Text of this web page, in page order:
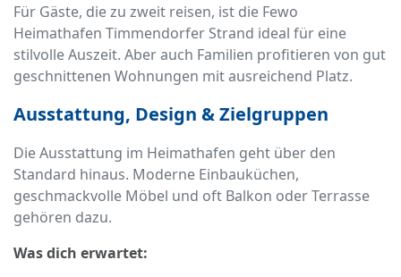
Für Gäste, die zu zweit reisen, ist die Fewo
Heimathafen Timmendorfer Strand ideal für eine
stilvolle Auszeit. Aber auch Familien profitieren von gut
geschnittenen Wohnungen mit ausreichend Platz.
Ausstattung, Design & Zielgruppen
Die Ausstattung im Heimathafen geht über den
Standard hinaus. Moderne Einbauküchen,
geschmackvolle Möbel und oft Balkon oder Terrasse
gehören dazu.
Was dich erwartet: